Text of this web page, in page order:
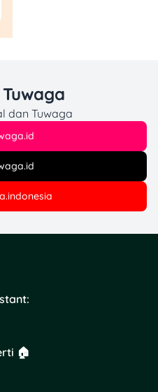
lalu
dan Tuwaga
🏠